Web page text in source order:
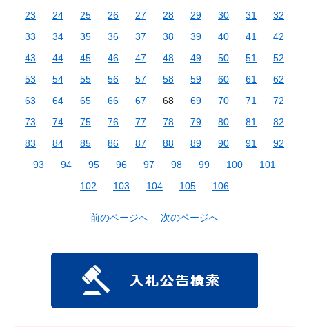
23
24 25 26 27 28 29 30 31
32
33
34 35 36 37 38 39 40 41
42
43
44 45 46 47 48 49 50 51
52
53
54 55 56 57 58 59 60 61
62
63
64 65 66 67 68 69 70 71
72
73
74 75 76 77 78 79 80 81
82
83
84 85 86 87 88 89 90 91
92
93
94 95 96 97 98 99 100
101
102
103 104 105 106
前のページへ 次のページへ